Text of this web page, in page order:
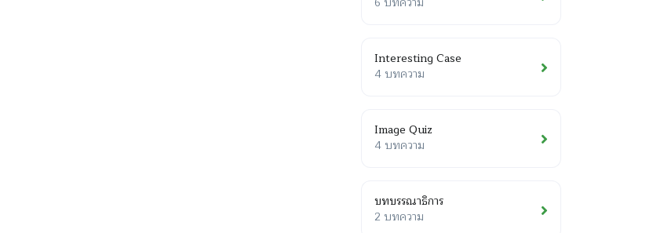
Interesting Case
4 บทความ
Image Quiz
4 บทความ
บทบรรณาธิการ
2 บทความ